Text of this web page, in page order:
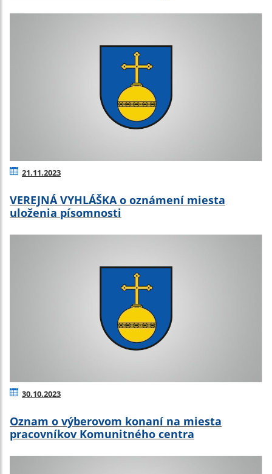
21.11.2023
VEREJNÁ VYHLÁŠKA o oznámení miesta
uloženia písomnosti
30.10.2023
Oznam o výberovom konaní na miesta
pracovníkov Komunitného centra